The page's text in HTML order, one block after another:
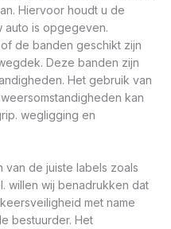
Hiervoor houdt u de
auto is opgegeven.
de banden geschikt zijn
Deze banden zijn
Het gebruik van
kan
wegligging en
de juiste labels zoals
willen wij benadrukken dat
met name
bestuurder. Het